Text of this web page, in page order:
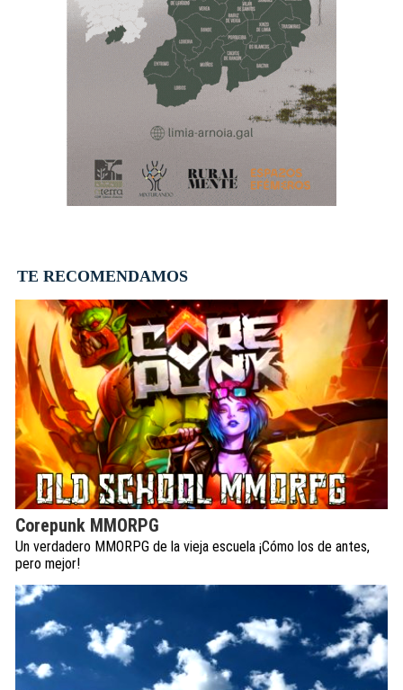
TE RECOMENDAMOS
Corepunk MMORPG
Un verdadero MMORPG de la vieja escuela ¡Cómo los de antes,
pero mejor!